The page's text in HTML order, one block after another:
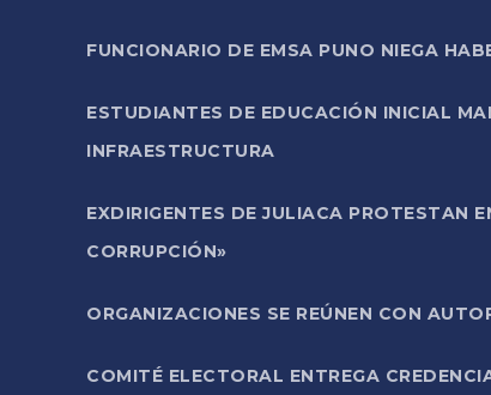
FUNCIONARIO DE EMSA PUNO NIEGA
ESTUDIANTES DE EDUCACIÓN INICIAL
INFRAESTRUCTURA
EXDIRIGENTES DE JULIACA PROTESTAN
CORRUPCIÓN»
ORGANIZACIONES SE REÚNEN CON
COMITÉ ELECTORAL ENTREGA